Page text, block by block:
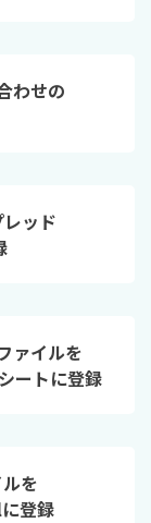
わせの
ッド
ァイルを
ートに登録
を
登録